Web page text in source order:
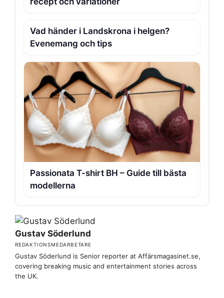
Vad händer i Landskrona i helgen?
Evenemang och tips
Passionata T-shirt BH – Guide till bästa
modellerna
Gustav Söderlund
REDAKTIONSMEDARBETARE
Gustav Söderlund is Senior reporter at Affärsmagasinet.se,
covering breaking music and entertainment stories across
the UK.